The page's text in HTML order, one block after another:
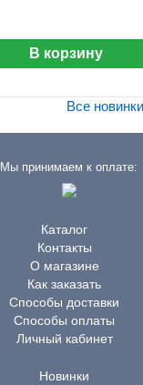
В корзину
Все
Мы принимаем к оплате:
Каталог
Контакты
О магазине
Как заказать
Способы доставки
Способы оплаты
Личный кабинет
Новинки